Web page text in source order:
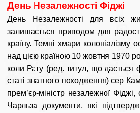
День Незалежності Фіджі
День Незалежності для всіх
залишається приводом для
країну. Темні хмари колоніалізму
над цією країною 10 жовтня 1970
коли Рату (ред. титул, що дається
статі знатного походження) сер
прем’єр-міністр незалежної
Чарльза документи, які